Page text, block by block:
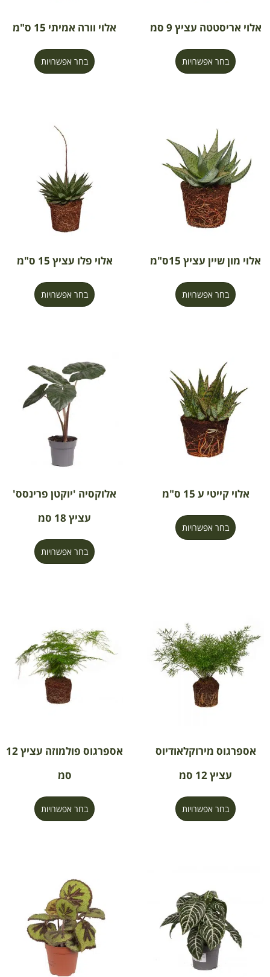
אלוי אריסטטה עציץ 9 סמ
בחר אפשרויות
אלוי וורה אמיתי 15 ס"מ
בחר אפשרויות
אלוי מון שיין עציץ 15ס"מ
בחר אפשרויות
אלוי פלו עציץ 15 ס"מ
בחר אפשרויות
אלוי קייטי ע 15 ס"מ
בחר אפשרויות
אלוקסיה 'יוקטן פרינסס'
עציץ 18 סמ
בחר אפשרויות
אספרגוס מירוקלאודיוס
עציץ 12 סמ
בחר אפשרויות
אספרגוס פולמוזה עציץ 12
סמ
בחר אפשרויות